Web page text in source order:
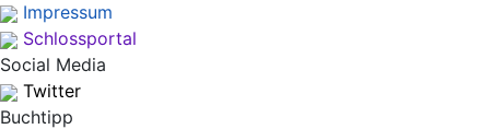
Impressum
Schlossportal
Social Media
Twitter
Buchtipp